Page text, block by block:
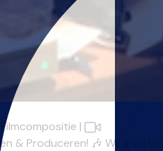
Filmcompositie |
& Produceren! 🎶 Wil jij vrij